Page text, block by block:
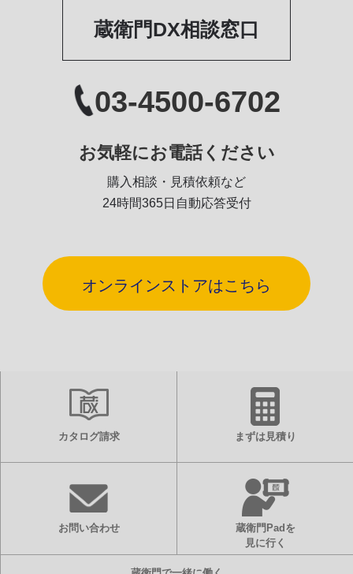
蔵衛門DX相談窓口
03-4500-6702
お気軽にお電話ください
購入相談・見積依頼など
24時間365日自動応答受付
オンラインストアはこちら
カタログ請求 まずは見積り
お問い合わせ
蔵衛門Padを
見に行く